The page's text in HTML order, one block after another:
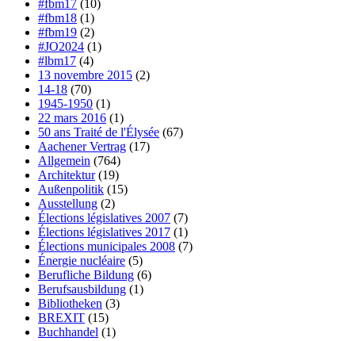
#fbm17 (10)
#fbm18 (1)
#fbm19 (2)
#JO2024 (1)
#lbm17 (4)
13 novembre 2015 (2)
14-18 (70)
1945-1950 (1)
22 mars 2016 (1)
50 ans Traité de l'Élysée (67)
Aachener Vertrag (17)
Allgemein (764)
Architektur(19)
Außenpolitik (15)
Ausstellung (2)
Élections législatives 2007 (7)
Élections législatives 2017 (1)
Élections municipales 2008 (7)
Énergie nucléaire (5)
Berufliche Bildung (6)
Berufsausbildung (1)
Bibliotheken (3)
BREXIT (15)
Buchhandel (1)